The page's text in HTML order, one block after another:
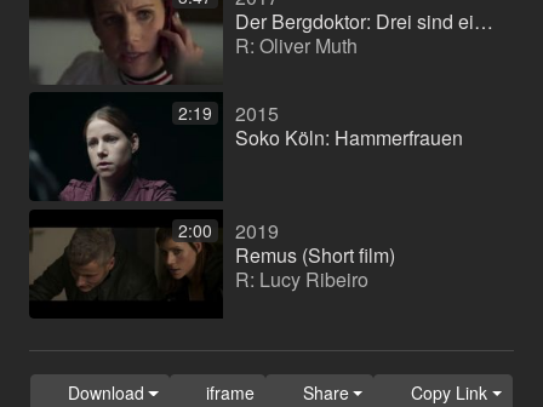
Der Bergdoktor: Drei sind einer zuviel
R: Oliver Muth
2:19
2015
Soko Köln: Hammerfrauen
2:00
2019
Remus (Short film)
R: Lucy Ribeiro
Download iframe Share Copy Link